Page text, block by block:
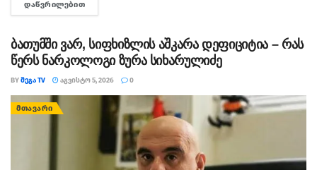
ორჯერ გადაიდო. მისივე თქმით...
ᲓᲐᲬᲕᲠᲘᲚᲔᲑᲘᲗ
ბათუმში ვარ, სიფხიზლის აშკარა დეფიციტია – რას
წერს ნარკოლოგი ზურა სიხარულიძე
BYᲛᲔᲒᲐ TV ᲐᲒᲕᲘᲡᲢᲝ 5, 2026 0
ᲛᲗᲐᲕᲐᲠᲘ